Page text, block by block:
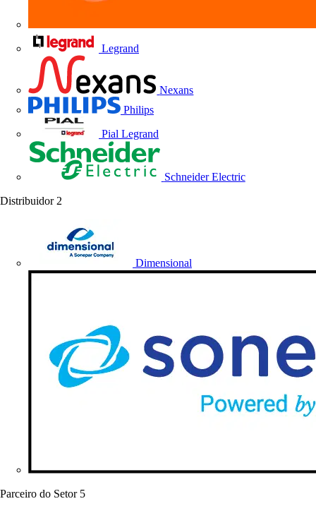
Legrand
Nexans
Philips
Pial Legrand
Schneider Electric
Distribuidor 2
Dimensional
Parceiro do Setor 5